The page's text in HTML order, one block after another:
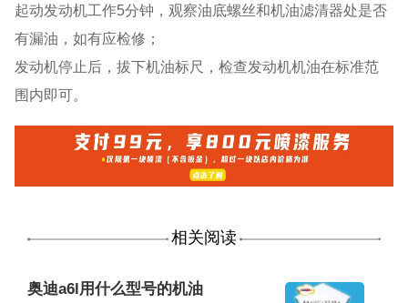
起动发动机工作5分钟，观察油底螺丝和机油滤清器处是否
有漏油，如有应检修；
发动机停止后，拔下机油标尺，检查发动机机油在标准范
围内即可。
相关阅读
奥迪a6l用什么型号的机油